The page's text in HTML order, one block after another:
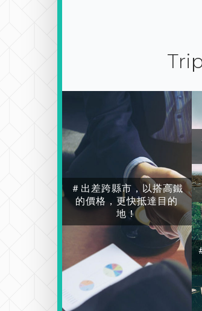
＃出差跨縣市，以搭高鐵
的價格，更快抵達目的
地！